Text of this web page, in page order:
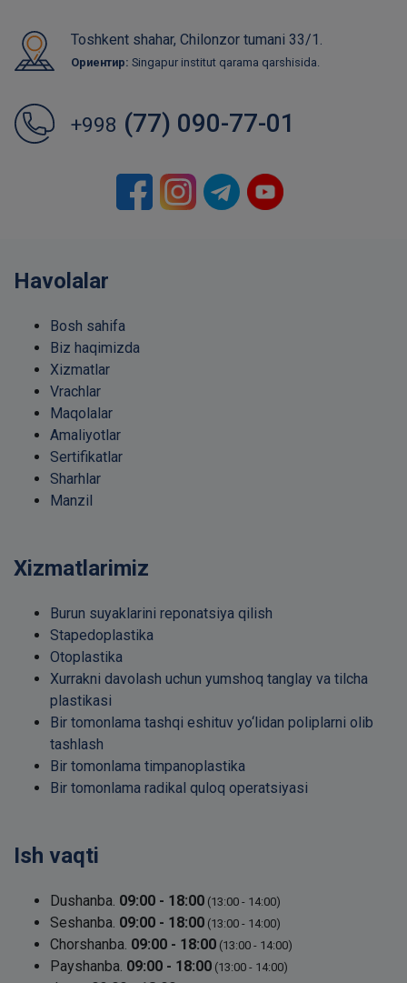
Toshkent shahar, Chilonzor tumani 33/1.
Ориентир: Singapur institut qarama qarshisida.
+998 (77) 090-77-01
Havolalar
Bosh sahifa
Biz haqimizda
Xizmatlar
Vrachlar
Maqolalar
Amaliyotlar
Sertifikatlar
Sharhlar
Manzil
Xizmatlarimiz
Burun suyaklarini reponatsiya qilish
Stapedoplastika
Otoplastika
Xurrakni davolash uchun yumshoq tanglay va tilcha
plastikasi
Bir tomonlama tashqi eshituv yo‘lidan poliplarni olib
tashlash
Bir tomonlama timpanoplastika
Bir tomonlama radikal quloq operatsiyasi
Ish vaqti
Dushanba. 09:00 - 18:00 (13:00 - 14:00)
Seshanba. 09:00 - 18:00 (13:00 - 14:00)
Chorshanba. 09:00 - 18:00 (13:00 - 14:00)
Payshanba. 09:00 - 18:00 (13:00 - 14:00)